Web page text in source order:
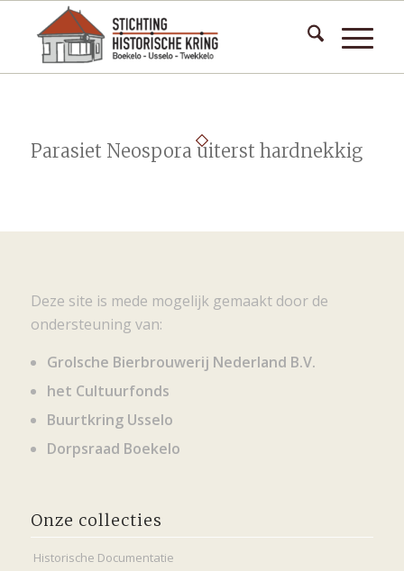
Parasiet Neospora uiterst hardnekkig
Deze site is mede mogelijk gemaakt door de
ondersteuning van:
Grolsche Bierbrouwerij Nederland B.V.
het Cultuurfonds
Buurtkring Usselo
Dorpsraad Boekelo
Onze collecties
Historische Documentatie